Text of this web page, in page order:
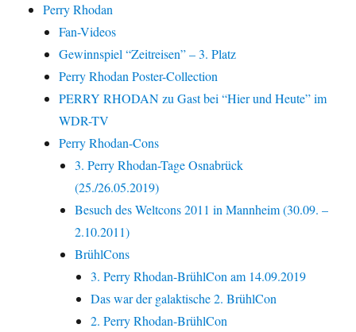
Perry Rhodan
Fan-Videos
Gewinnspiel “Zeitreisen” – 3. Platz
Perry Rhodan Poster-Collection
PERRY RHODAN zu Gast bei “Hier und Heute” im
WDR-TV
Perry Rhodan-Cons
3. Perry Rhodan-Tage Osnabrück
(25./26.05.2019)
Besuch des Weltcons 2011 in Mannheim (30.09. –
2.10.2011)
BrühlCons
3. Perry Rhodan-BrühlCon am 14.09.2019
Das war der galaktische 2. BrühlCon
2. Perry Rhodan-BrühlCon